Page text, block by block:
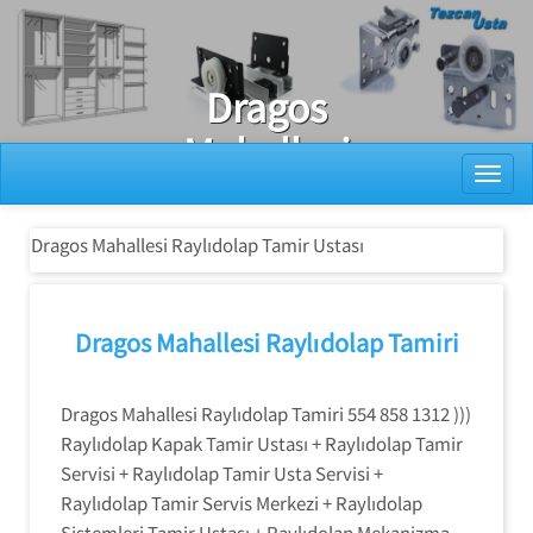
Ray Dolap Tamiri
Dragos
Mahallesi
Raylıdolap
Tamir Ustası
Dragos Mahallesi Raylıdolap Tamir Ustası
Dragos Mahallesi Raylıdolap Tamiri
Dragos Mahallesi Raylıdolap Tamiri 554 858 1312 )))
Raylıdolap Kapak Tamir Ustası + Raylıdolap Tamir
Servisi + Raylıdolap Tamir Usta Servisi +
Raylıdolap Tamir Servis Merkezi + Raylıdolap